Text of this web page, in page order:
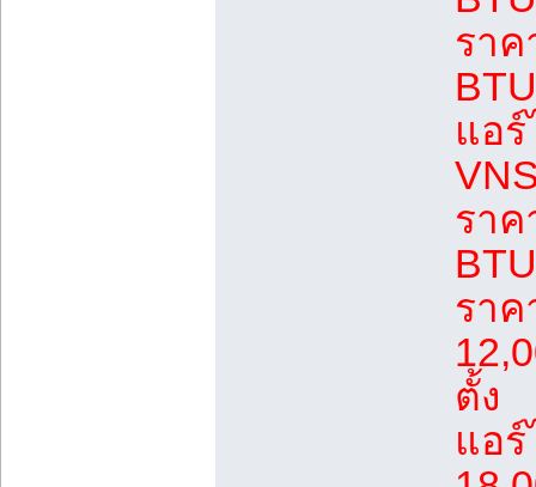
ราค
แอร์
ราค
ราค
ตั้ง
แอร์